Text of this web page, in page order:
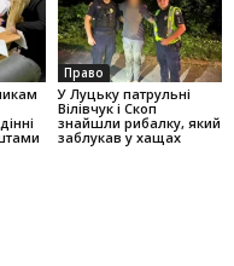
Право
У Луцьку патрульні
Вілівчук і Скоп
знайшли рибалку, який
заблукав у хащах